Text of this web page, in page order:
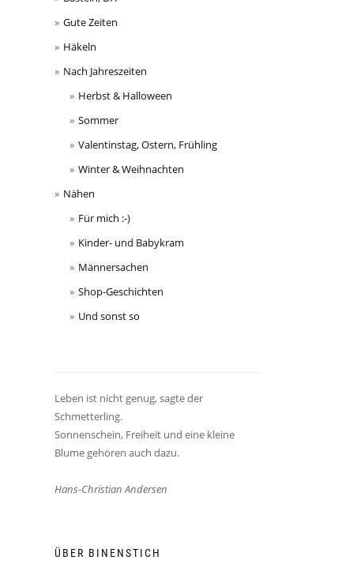
Gute Zeiten
Häkeln
Nach Jahreszeiten
Herbst & Halloween
Sommer
Valentinstag, Ostern, Frühling
Winter & Weihnachten
Nähen
Für mich :-)
Kinder- und Babykram
Männersachen
Shop-Geschichten
Und sonst so
Leben ist nicht genug, sagte der
Schmetterling.
Sonnenschein, Freiheit und eine kleine
Blume gehören auch dazu.
Hans-Christian Andersen
ÜBER BINENSTICH